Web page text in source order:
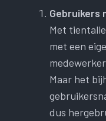
Gebruikers
Met
met een
Maar het
dus